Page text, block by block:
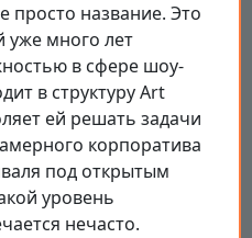
просто название. Это
уже много лет
в сфере шоу-
в структуру Art
ей решать задачи
корпоратива
под открытым
уровень
нечасто.